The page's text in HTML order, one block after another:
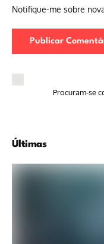
Notifique-me sobre
Procuram-se
Últimas